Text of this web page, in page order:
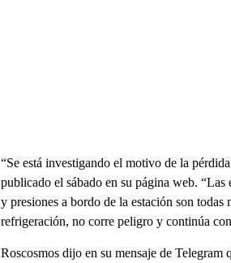
“Se está investigando el motivo de la
publicado el sábado en su página web. “Las
y presiones a bordo de la estación son
refrigeración, no corre peligro y continúa
Roscosmos dijo en su mensaje de